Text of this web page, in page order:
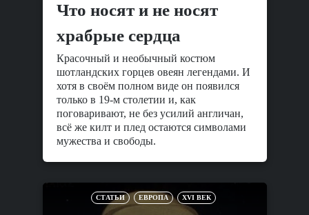
Что носят и не носят
храбрые сердца
Красочный и необычный костюм
шотландских горцев овеян легендами. И
хотя в своём полном виде он появился
только в 19-м столетии и, как
поговаривают, не без усилий англичан,
всё же килт и плед остаются символами
мужества и свободы.
СТАТЬИ ЕВРОПА XVI ВЕК